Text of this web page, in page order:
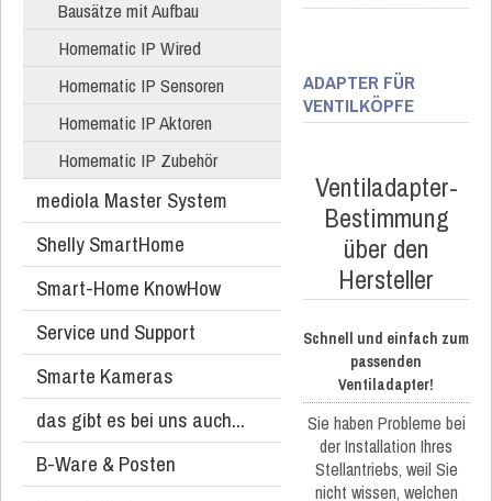
Bausätze mit Aufbau
Homematic IP Wired
Homematic IP Sensoren
Homematic IP Aktoren
Homematic IP Zubehör
mediola Master System
Shelly SmartHome
Smart-Home KnowHow
Service und Support
Smarte Kameras
das gibt es bei uns auch...
B-Ware & Posten
ADAPTER FÜR
VENTILKÖPFE
Ventiladapter-
Bestimmung
über den
Hersteller
Schnell und einfach zum
passenden
Ventiladapter!
Sie haben Probleme bei
der Installation Ihres
Stellantriebs, weil Sie
nicht wissen, welchen